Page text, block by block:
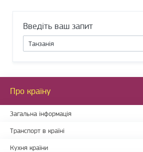
Введіть ваш запит
Про країну
Загальна інформація
Транспорт в країні
Кухня країни